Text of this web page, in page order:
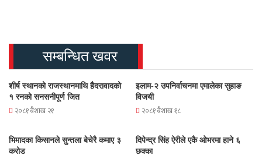
सम्बन्धित खवर
शीर्ष स्थानको राजस्थानमाथि हैदरावादको
१ रनको सनसनीपूर्ण जित
२०८१ बैशाख २१
इलाम-२ उपनिर्वाचनमा एमालेका सुहाङ
विजयी
२०८१ बैशाख १८
भिमादका किसानले सुन्तला बेचेरै कमाए ३
करोड
दिपेन्द्र सिंह ऐरीले एकै ओभरमा हाने ६
छक्का